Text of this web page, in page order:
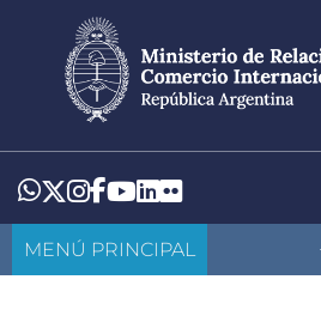
contenido
principal
Whatsapp
Twitter
Instagram
Facebook
YouTube
LinkedIn
Flickr
MENÚ PRINCIPAL